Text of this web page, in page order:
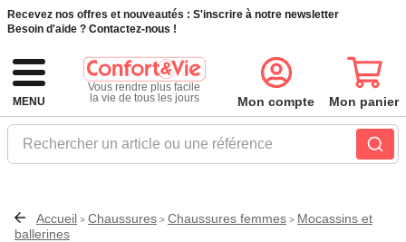
Recevez nos offres et nouveautés : S'inscrire à notre newsletter
Besoin d'aide ? Contactez-nous !
MENU
Vous rendre plus facile
la vie de tous les jours
Rechercher un article ou une référence
Mon compte Mon panier
Accueil > Chaussures > Chaussures femmes > Mocassins et
ballerines